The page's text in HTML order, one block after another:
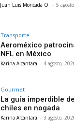
Juan Luis Moncada O. - 5
Transporte
Aeroméxico
NFL en México
Karina Alcántara - 4 agosto,
Gourmet
La guía imperdible
chiles en nogada
Karina Alcántara - 3 agosto,